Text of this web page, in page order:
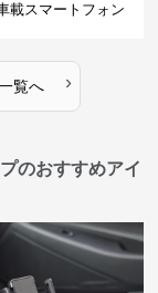
載スマートフォン
覧へ ›
のおすすめアイ